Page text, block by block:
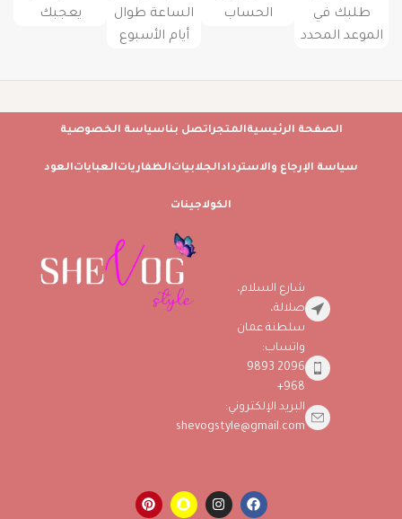
طلبك في
الموعد المحدد
الحساب
الساعة طوال
أيام الأسبوع
يعجبك
الصفحة الرئيسيةالمتجراتصل بناسياسة الخصوصية
سياسة الإرجاع والاستردادالجلابياتالظفارياتالعباياتالعود
الكولاجينات
شارع السلام،
صلالة،
سلطنة عمان
واتساب:
2096 9893
968+
البريد الإلكتروني:
shevogstyle@gmail.com